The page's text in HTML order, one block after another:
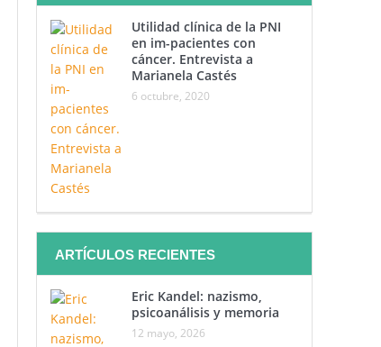
Utilidad clínica de la PNI
en im-pacientes con
cáncer. Entrevista a
Marianela Castés
6 octubre, 2020
ARTÍCULOS RECIENTES
Eric Kandel: nazismo,
psicoanálisis y memoria
12 mayo, 2026